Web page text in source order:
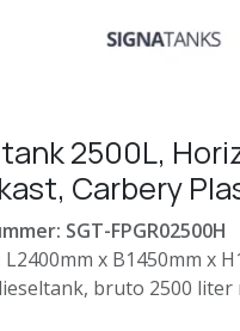
2500L,
Carbery
SGT-FPGR02500H
x B1450mm x
bruto 2500